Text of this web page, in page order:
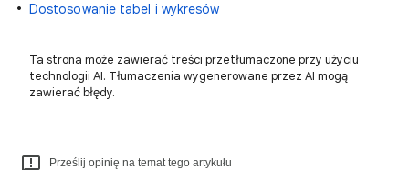
Dostosowanie tabel i wykresów
Ta strona może zawierać treści przetłumaczone przy użyciu
technologii AI. Tłumaczenia wygenerowane przez AI mogą
zawierać błędy.
Prześlij opinię na temat tego artykułu